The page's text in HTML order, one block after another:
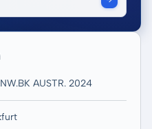
AUSTR. 2024